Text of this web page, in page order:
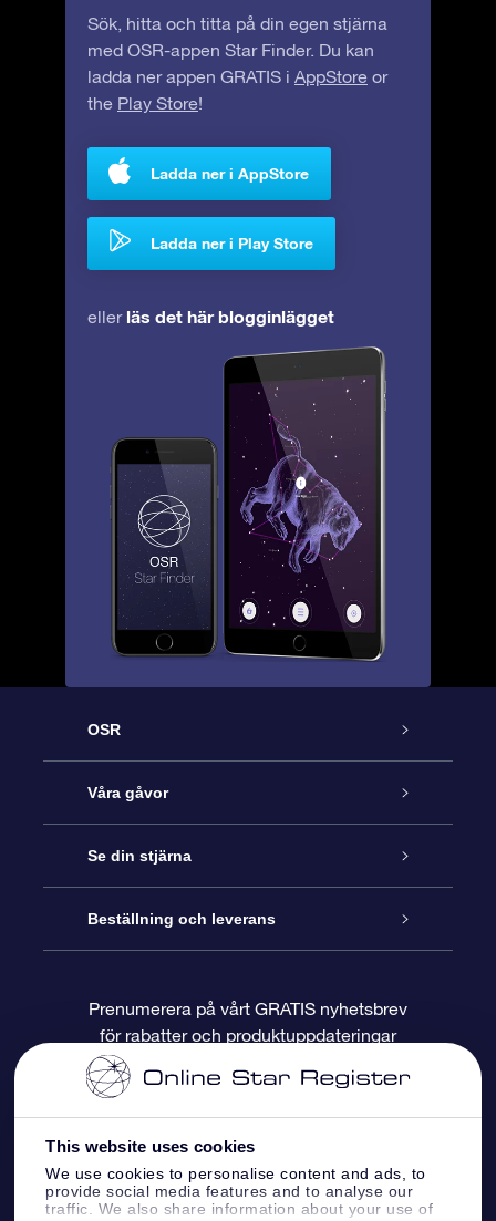
This website uses cookies
We use cookies to personalise content and ads, to
provide social media features and to analyse our
traffic. We also share information about your use of
Sök, hitta och titta på din egen stjärna
med OSR-appen Star Finder. Du kan
ladda ner appen GRATIS i AppStore or
the Play Store!
Ladda ner i AppStore
Ladda ner i Play Store
eller läs det här blogginlägget
OSR
Kundtjänst
Kontakta oss
Blogg
Recensioner
Våra gåvor
Online-Stjärngåva
OSR Gåvopaket
OSR Presentkort
Företagspresenter
Se din stjärna
Stjärnregiste
Personlig Stjärnsida
One Million Stars
OSR Starsaver
Beställning och leverans
Betalningsinformation
Returpolicy
Prenumerera på vårt GRATIS nyhetsbrev
för rabatter och produktuppdateringar